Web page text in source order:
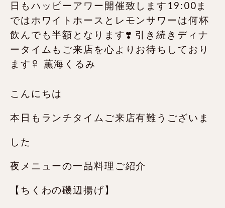
こんにちは
本日もランチタイムご来店有難うございま
した️
夜メニューの一品料理ご紹介‍
【ちくわの磯辺揚げ】